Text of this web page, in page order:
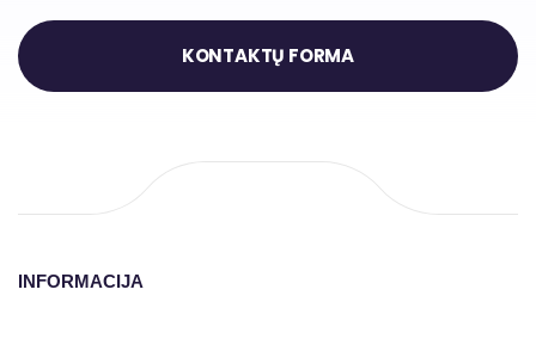
KONTAKTŲ FORMA
INFORMACIJA